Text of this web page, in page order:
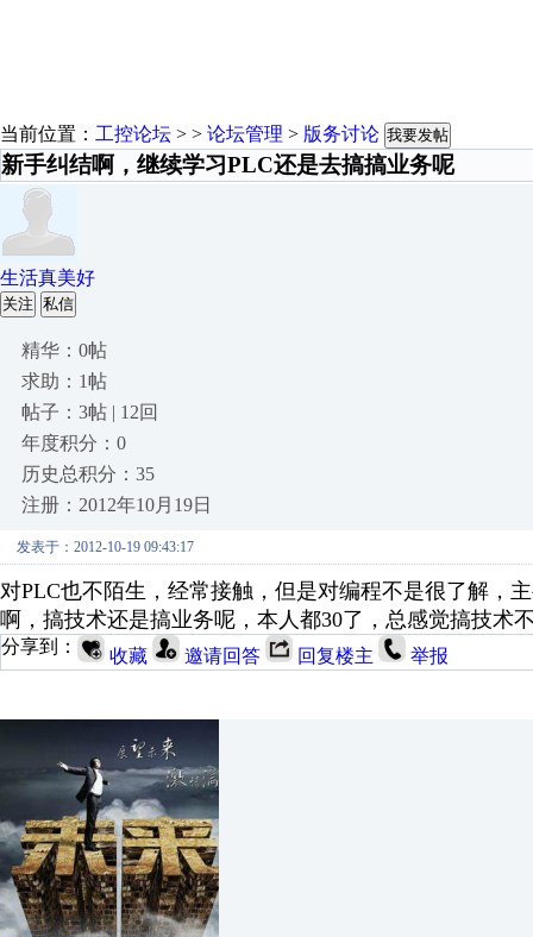
当前位置： 工控论坛 > > 论坛管理 > 版务讨论 我要发帖
新手纠结啊，继续学习PLC还是去搞搞业务呢
生活真美好
关注 私信
精华：0帖
求助：1帖
帖子：3帖 | 12回
年度积分：0
历史总积分：35
注册：2012年10月19日
发表于：2012-10-19 09:43:17
对PLC也不陌生，经常接触，但是对编程不是很了解，
啊，搞技术还是搞业务呢，本人都30了，总感觉搞技术
分享到： 收藏 邀请回答 回复楼主 举报